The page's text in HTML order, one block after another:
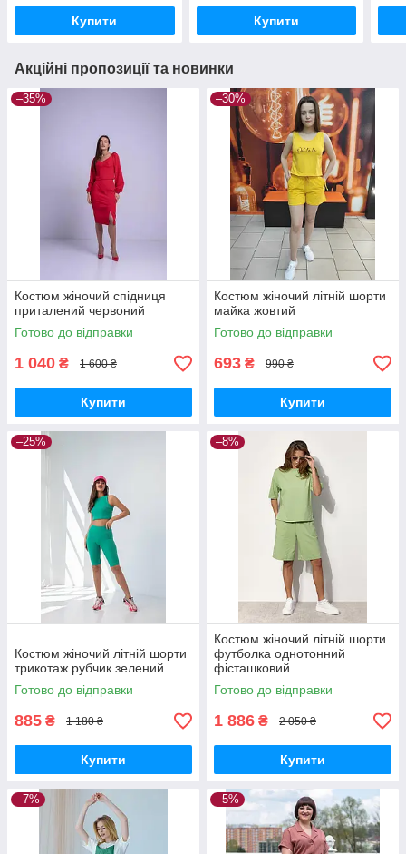
Купити Купити
Акційні пропозиції та новинки
–35%
Костюм жіночий спідниця
приталений червоний
Готово до відправки
1 040 ₴ 1 600 ₴
Купити
–30%
Костюм жіночий літній шорти
майка жовтий
Готово до відправки
693 ₴ 990 ₴
Купити
–25%
Костюм жіночий літній шорти
трикотаж рубчик зелений
Готово до відправки
885 ₴ 1 180 ₴
Купити
–8%
Костюм жіночий літній шорти
футболка однотонний
фісташковий
Готово до відправки
1 886 ₴ 2 050 ₴
Купити
–7% –5%